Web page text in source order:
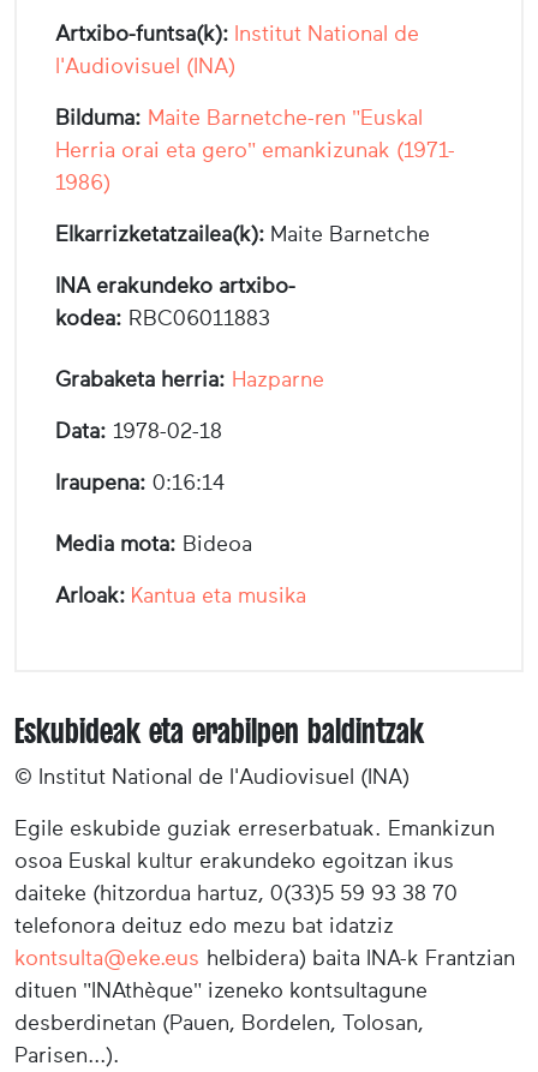
Artxibo-funtsa(k): Institut National de
l'Audiovisuel (INA)
Bilduma: Maite Barnetche-ren "Euskal
Herria orai eta gero" emankizunak (1971-
1986)
Elkarrizketatzailea(k): Maite Barnetche
INA erakundeko artxibo-
kodea: RBC06011883
Grabaketa herria: Hazparne
Data: 1978-02-18
Iraupena: 0:16:14
Media mota: Bideoa
Arloak: Kantua eta musika
Eskubideak eta erabilpen baldintzak
© Institut National de l'Audiovisuel (INA)
Egile eskubide guziak erreserbatuak. Emankizun
osoa Euskal kultur erakundeko egoitzan ikus
daiteke (hitzordua hartuz, 0(33)5 59 93 38 70
telefonora deituz edo mezu bat idatziz
kontsulta@eke.eus helbidera) baita INA-k Frantzian
dituen "INAthèque" izeneko kontsultagune
desberdinetan (Pauen, Bordelen, Tolosan,
Parisen...).